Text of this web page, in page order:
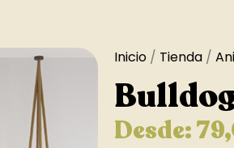
Inicio / Tienda /
Desde: